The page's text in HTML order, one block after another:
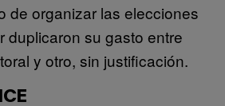
de organizar las elecciones
duplicaron su gasto entre
y otro, sin justificación.